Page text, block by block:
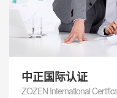
中正国际认证
ZOZEN International